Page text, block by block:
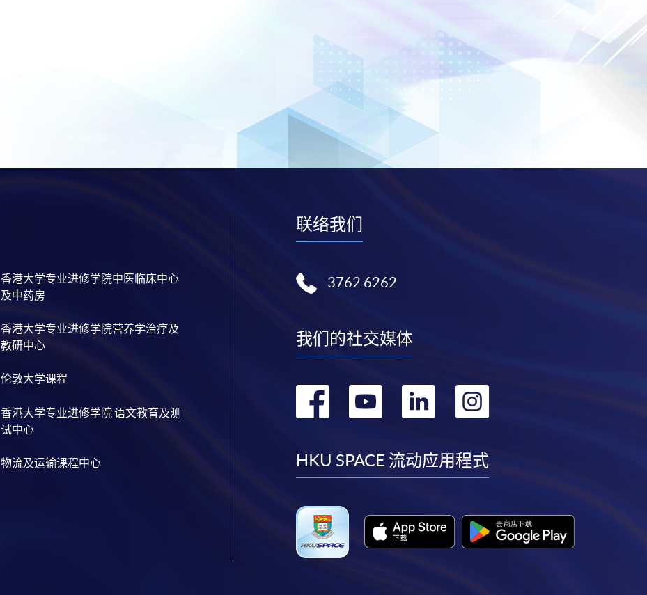
香港大学专业进修学院中医临床中心
及中药房
香港大学专业进修学院营养学治疗及
教研中心
伦敦大学课程
香港大学专业进修学院 语文教育及测
试中心
物流及运输课程中心
联络我们
3762 6262
我们的社交媒体
转
facebook
转
youtube
转
linkedin
转
instagram
HKU SPACE 流动应用程式